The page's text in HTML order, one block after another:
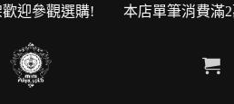
迎參觀選購! 本店單筆消費滿